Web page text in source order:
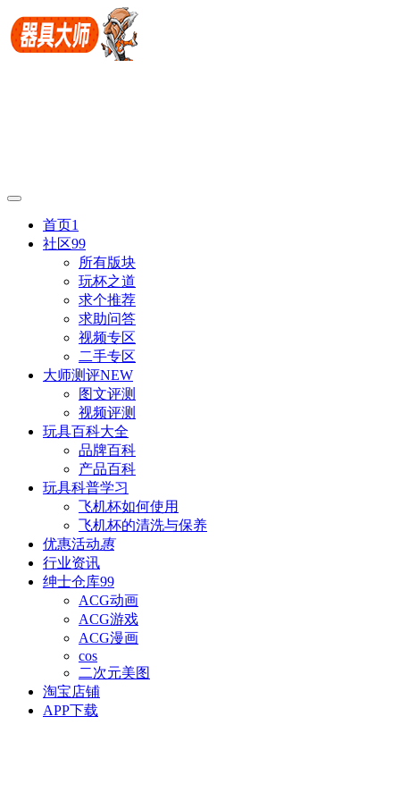
首页1
社区99
所有版块
玩杯之道
求个推荐
求助问答
视频专区
二手专区
大师测评NEW
图文评测
视频评测
玩具百科大全
品牌百科
产品百科
玩具科普学习
飞机杯如何使用
飞机杯的清洗与保养
优惠活动惠
行业资讯
绅士仓库99
ACG动画
ACG游戏
ACG漫画
cos
二次元美图
淘宝店铺
APP下载